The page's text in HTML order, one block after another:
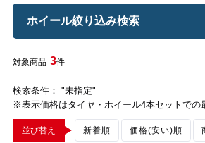
ホイール絞り込み検索
対象商品 3件
検索条件： "未指定"
※表示価格はタイヤ・ホイール4本セットでの
並び替え 新着順 価格(安い)順